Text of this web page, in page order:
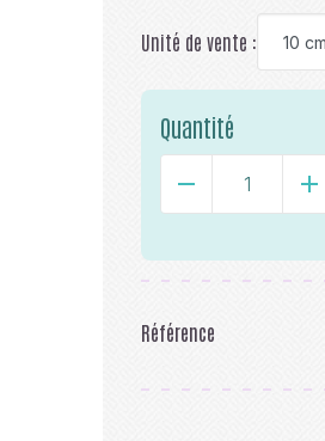
Unité de vente :
Quantité
- +
Référence